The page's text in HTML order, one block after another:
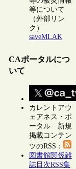
等について
（外部リン
ク）
saveMLAK
CAポータルにつ
いて
カレントアウ
ェアネス・ポ
ータル 新規
掲載コンテン
ツのRSS：
図書館関係雑
誌目次RSS集